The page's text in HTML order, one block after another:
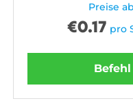
Preise
€0.17 pro
Befehl